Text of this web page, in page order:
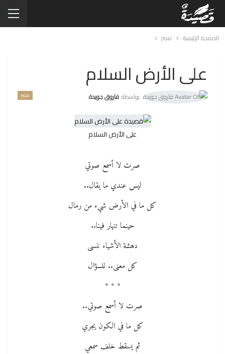
الصفحة الرئيسية مصر
على الأرض السلام
مصر بواسطة فاروق جويدة
على الأرض السلام
صرت لا أسمع صوتي
ليس عندي ما يقال..
كل ما في الأرض شيء من رمال
حينما تنهار فينا..
دهشة الأشياء ننسى
كل معنى.. للسؤال
* * *
صرت لا أسمع صوتي..
كل ما في الكون يجري
ثم يسقط خلف سمعي